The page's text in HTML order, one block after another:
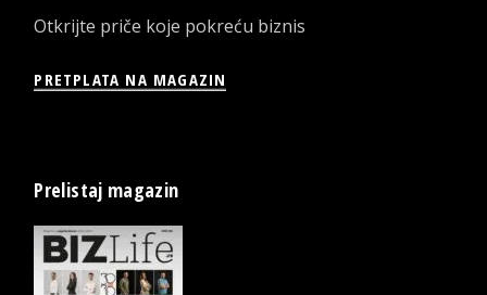
Otkrijte priče koje pokreću biznis
PRETPLATA NA MAGAZIN
Prelistaj magazin